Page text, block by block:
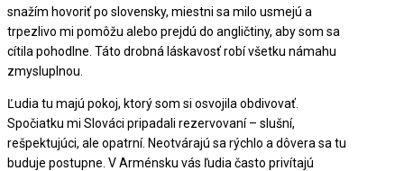
snažím hovoriť po slovensky, miestni sa milo usmejú a
trpezlivo mi pomôžu alebo prejdú do angličtiny, aby som sa
cítila pohodlne. Táto drobná láskavosť robí všetku námahu
zmysluplnou.
Ľudia tu majú pokoj, ktorý som si osvojila obdivovať.
Spočiatku mi Slováci pripadali rezervovaní – slušní,
rešpektujúci, ale opatrní. Neotvárajú sa rýchlo a dôvera sa tu
buduje postupne. V Arménsku vás ľudia často privítajú